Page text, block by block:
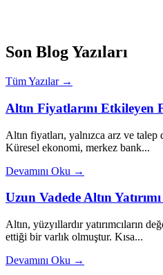
Son Blog Yazıları
Tüm Yazılar →
Altın Fiyatlarını Etkileyen
Altın fiyatları, yalnızca arz ve talep
Küresel ekonomi, merkez bank...
Devamını Oku →
Uzun Vadede Altın
Altın, yüzyıllardır yatırımcıların
ettiği bir varlık olmuştur. Kısa...
Devamını Oku →